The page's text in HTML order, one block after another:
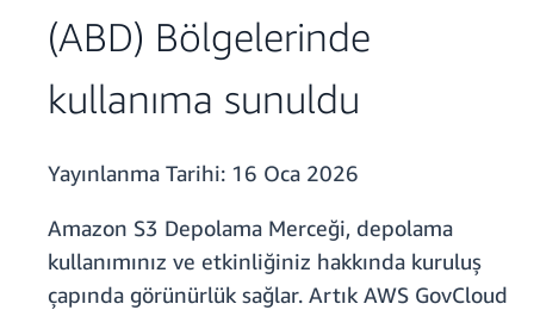
(ABD) Bölgelerinde
kullanıma sunuldu
Yayınlanma Tarihi: 16 Oca 2026
Amazon S3 Depolama Merceği, depolama
kullanımınız ve etkinliğiniz hakkında kuruluş
çapında görünürlük sağlar. Artık AWS GovCloud